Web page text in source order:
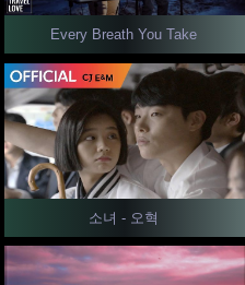
Every Breath You Take
소녀 - 오혁